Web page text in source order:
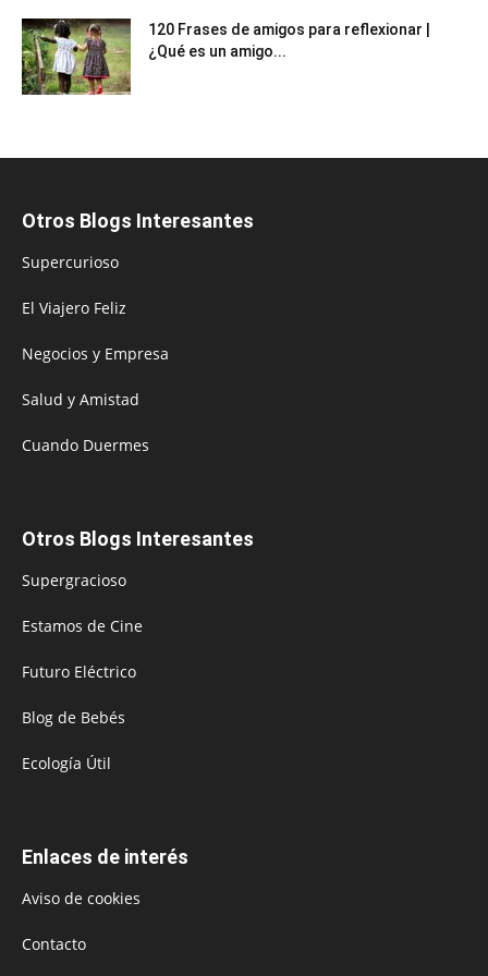
120 Frases de amigos para reflexionar |
¿Qué es un amigo...
Otros Blogs Interesantes
Supercurioso
El Viajero Feliz
Negocios y Empresa
Salud y Amistad
Cuando Duermes
Otros Blogs Interesantes
Supergracioso
Estamos de Cine
Futuro Eléctrico
Blog de Bebés
Ecología Útil
Enlaces de interés
Aviso de cookies
Contacto